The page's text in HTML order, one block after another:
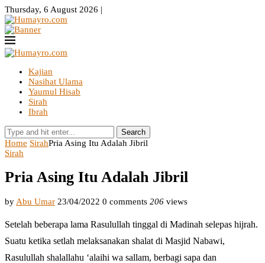
Thursday, 6 August 2026 |
Kajian
Nasihat Ulama
Yaumul Hisab
Sirah
Ibrah
Search
Home SirahPria Asing Itu Adalah Jibril
Sirah
Pria Asing Itu Adalah Jibril
by Abu Umar 23/04/2022 0 comments 206 views
Setelah beberapa lama Rasulullah tinggal di Madinah selepas hijrah.
Suatu ketika setlah melaksanakan shalat di Masjid Nabawi,
Rasulullah shalallahu ‘alaihi wa sallam, berbagi sapa dan